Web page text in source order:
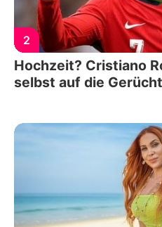
2
Hochzeit? Cristiano
selbst auf die